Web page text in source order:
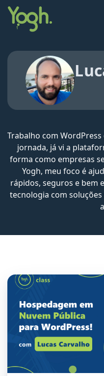
Trabalho com
jornada, já vi a
forma como empresas
Yogh, meu foco é
rápidos, seguros e bem
tecnologia com